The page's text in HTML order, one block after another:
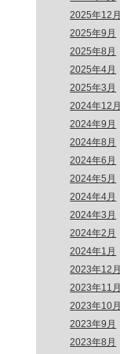
2025年12月
2025年9月
2025年8月
2025年4月
2025年3月
2024年12月
2024年9月
2024年8月
2024年6月
2024年5月
2024年4月
2024年3月
2024年2月
2024年1月
2023年12月
2023年11月
2023年10月
2023年9月
2023年8月